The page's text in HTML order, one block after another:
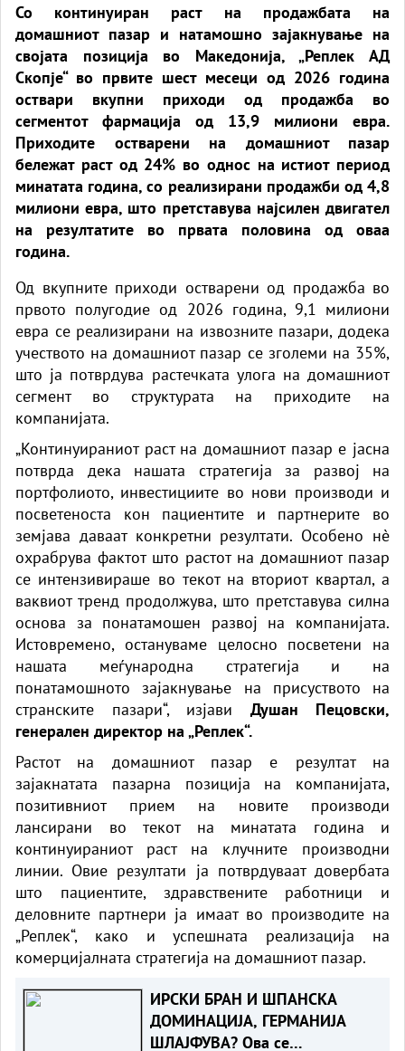
Со континуиран раст на продажбата на
домашниот пазар и натамошно зајакнување на
својата позиција во Македонија, „Реплек АД
Скопје“ во првите шест месеци од 2026 година
оствари вкупни приходи од продажба во
сегментот фармација од 13,9 милиони евра.
Приходите остварени на домашниот пазар
бележат раст од 24% во однос на истиот период
минатата година, со реализирани продажби од 4,8
милиони евра, што претставува најсилен двигател
на резултатите во првата половина од оваа
година.
Од вкупните приходи остварени од продажба во
првото полугодие од 2026 година, 9,1 милиони
евра се реализирани на извозните пазари, додека
учеството на домашниот пазар се зголеми на 35%,
што ја потврдува растечката улога на домашниот
сегмент во структурата на приходите на
компанијата.
„Континуираниот раст на домашниот пазар е јасна
потврда дека нашата стратегија за развој на
портфолиото, инвестициите во нови производи и
посветеноста кон пациентите и партнерите во
земјава даваат конкретни резултати. Особено нè
охрабрува фактот што растот на домашниот пазар
се интензивираше во текот на вториот квартал, а
ваквиот тренд продолжува, што претставува силна
основа за понатамошен развој на компанијата.
Истовремено, остануваме целосно посветени на
нашата меѓународна стратегија и на
понатамошното зајакнување на присуството на
странските пазари“, изјави
Душан Пецовски,
генерален директор на „Реплек“.
Растот на домашниот пазар е резултат на
зајакнатата пазарна позиција на компанијата,
позитивниот прием на новите производи
лансирани во текот на минатата година и
континуираниот раст на клучните производни
линии. Овие резултати ја потврдуваат довербата
што пациентите, здравствените работници и
деловните партнери ја имаат во производите на
„Реплек“, како и успешната реализација на
комерцијалната стратегија на домашниот пазар.
ИРСКИ БРАН И ШПАНСКА
ДОМИНАЦИЈА, ГЕРМАНИЈА
ШЛАЈФУВА? Ова се